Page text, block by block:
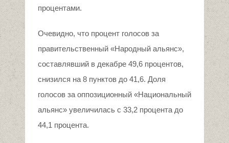
процентами.
Очевидно, что процент голосов за
правительственный «Народный альянс»,
составлявший в декабре 49,6 процентов,
снизился на 8 пунктов до 41,6. Доля
голосов за оппозиционный «Национальный
альянс» увеличилась с 33,2 процента до
44,1 процента.